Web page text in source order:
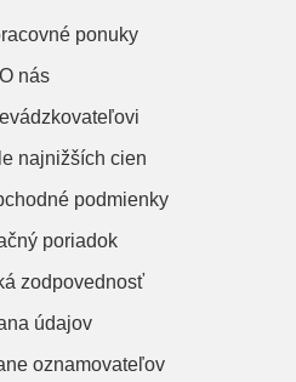
ponuky
O nás
najnižších cien
podmienky
poriadok
zodpovednosť
údajov
oznamovateľov